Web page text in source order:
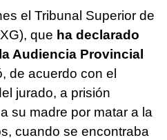
el Tribunal Superior de
que ha declarado
Audiencia Provincial
de acuerdo con el
jurado, a prisión
su madre por matar a la
cuando se encontraba